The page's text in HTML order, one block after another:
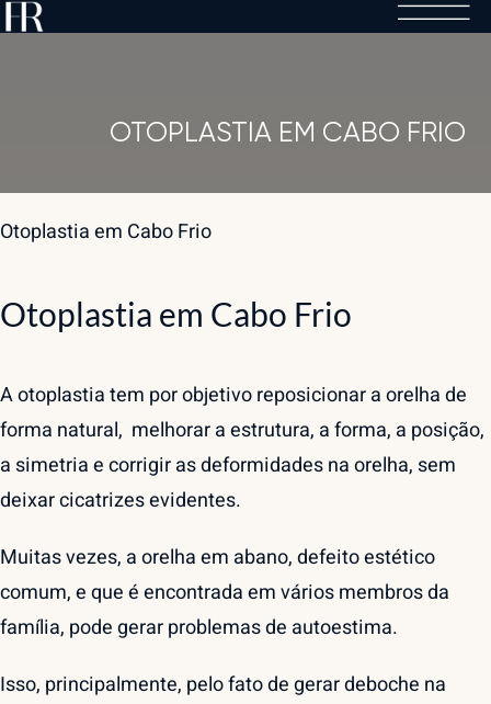
Skip
OTOPLASTIA EM CABO FRIO
Otoplastia em Cabo Frio
Otoplastia em Cabo Frio
A otoplastia tem por objetivo reposicionar a orelha de
forma natural, melhorar a estrutura, a forma, a posição,
a simetria e corrigir as deformidades na orelha, sem
deixar cicatrizes evidentes.
Muitas vezes, a orelha em abano, defeito estético
comum, e que é encontrada em vários membros da
família, pode gerar problemas de autoestima.
Isso, principalmente, pelo fato de gerar deboche na